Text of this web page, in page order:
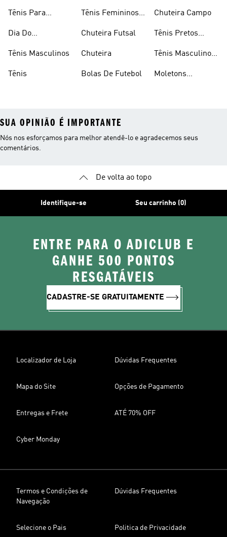
Tênis Para
Dia Do
Tênis Masculinos
Tênis
Tênis Femininos
Chuteira Futsal
Chuteira
Bolas De Futebol
Chuteira Campo
Tênis Pretos
Tênis Masculino
Moletons
SUA OPINIÃO É IMPORTANTE
Nós nos esforçamos para melhor atendê-lo e agradecemos seus
comentários.
De volta ao topo
Identifique-se Seu carrinho (0)
ENTRE PARA O ADICLUB E
GANHE 500 PONTOS
RESGATÁVEIS
CADASTRE-SE GRATUITAMENTE
Localizador de Loja Dúvidas Frequentes
Mapa do Site Opções de Pagamento
Entregas e Frete ATÉ 70% OFF
Cyber Monday
Termos e Condições de
Navegação
Dúvidas Frequentes
Selecione o Pais Politica de Privacidade